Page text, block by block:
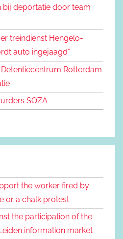
bij deportatie door team
treindienst Hengelo-
auto ingejaagd”
Rotterdam
SOZA
the worker fired by
or a chalk protest
the participation of the
information market